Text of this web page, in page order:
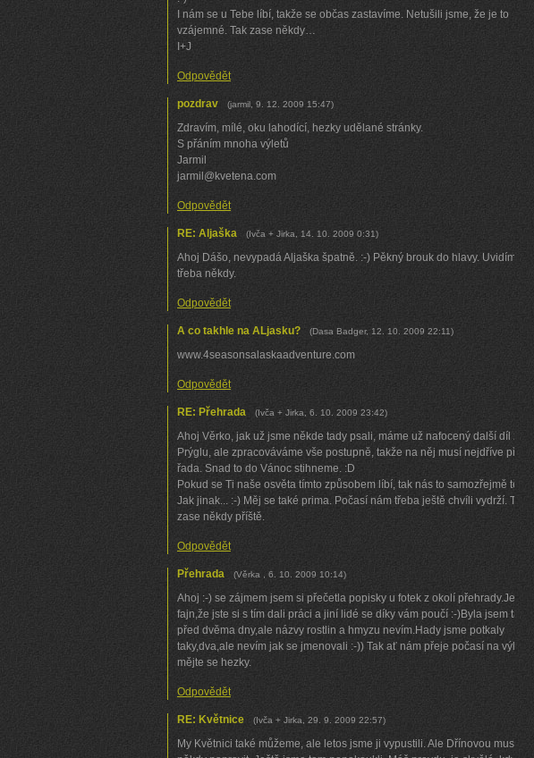
I nám se u Tebe líbí, takže se občas zastavíme. Netušili jsme, že je to
vzájemné. Tak zase někdy…
I+J
Odpovědět
pozdrav (jarmil 9. 12. 2009 15:47)
Zdravím, mílé, oku lahodící, hezky udělané stránky.
S přáním mnoha výletů
Jarmil
jarmil@kvetena.com
Odpovědět
RE: Aljaška (Ivča + Jirka 14. 10. 2009 0:31)
Ahoj Dášo, nevypadá Aljaška špatně. :-) Pěkný brouk do hlavy. Uvidíme,
třeba někdy.
Odpovědět
A co takhle na ALjasku? (Dasa Badger, 12. 10. 2009 22:11)
www.4seasonsalaskaadventure.com
Odpovědět
RE: Přehrada (Ivča + Jirka 6. 10. 2009 23:42)
Ahoj Věrko, jak už jsme někde tady psali, máme už nafocený další díl z
Prýglu, ale zpracováváme vše postupně, takže na něj musí nejdříve přijít
řada. Snad to do Vánoc stihneme. :D
Pokud se Ti naše osvěta tímto způsobem líbí, tak nás to samozřejmě těší.
Jak jinak... :-) Měj se také prima. Počasí nám třeba ještě chvíli vydrží. Tak
zase někdy příště.
Odpovědět
Přehrada (Věrka 6. 10. 2009 10:14)
Ahoj :-) se zájmem jsem si přečetla popisky u fotek z okolí přehrady.Je
fajn,že jste si s tím dali práci a jiní lidé se díky vám poučí :-)Byla jsem tam
před dvěma dny,ale názvy rostlin a hmyzu nevím.Hady jsme potkaly
taky,dva,ale nevím jak se jmenovali :-)) Tak ať nám přeje počasí na výlety a
mějte se hezky.
Odpovědět
RE: Květnice (Ivča + Jirka 29. 9. 2009 22:57)
My Květnici také můžeme, ale letos jsme ji vypustili. Ale Dřínovou musíme